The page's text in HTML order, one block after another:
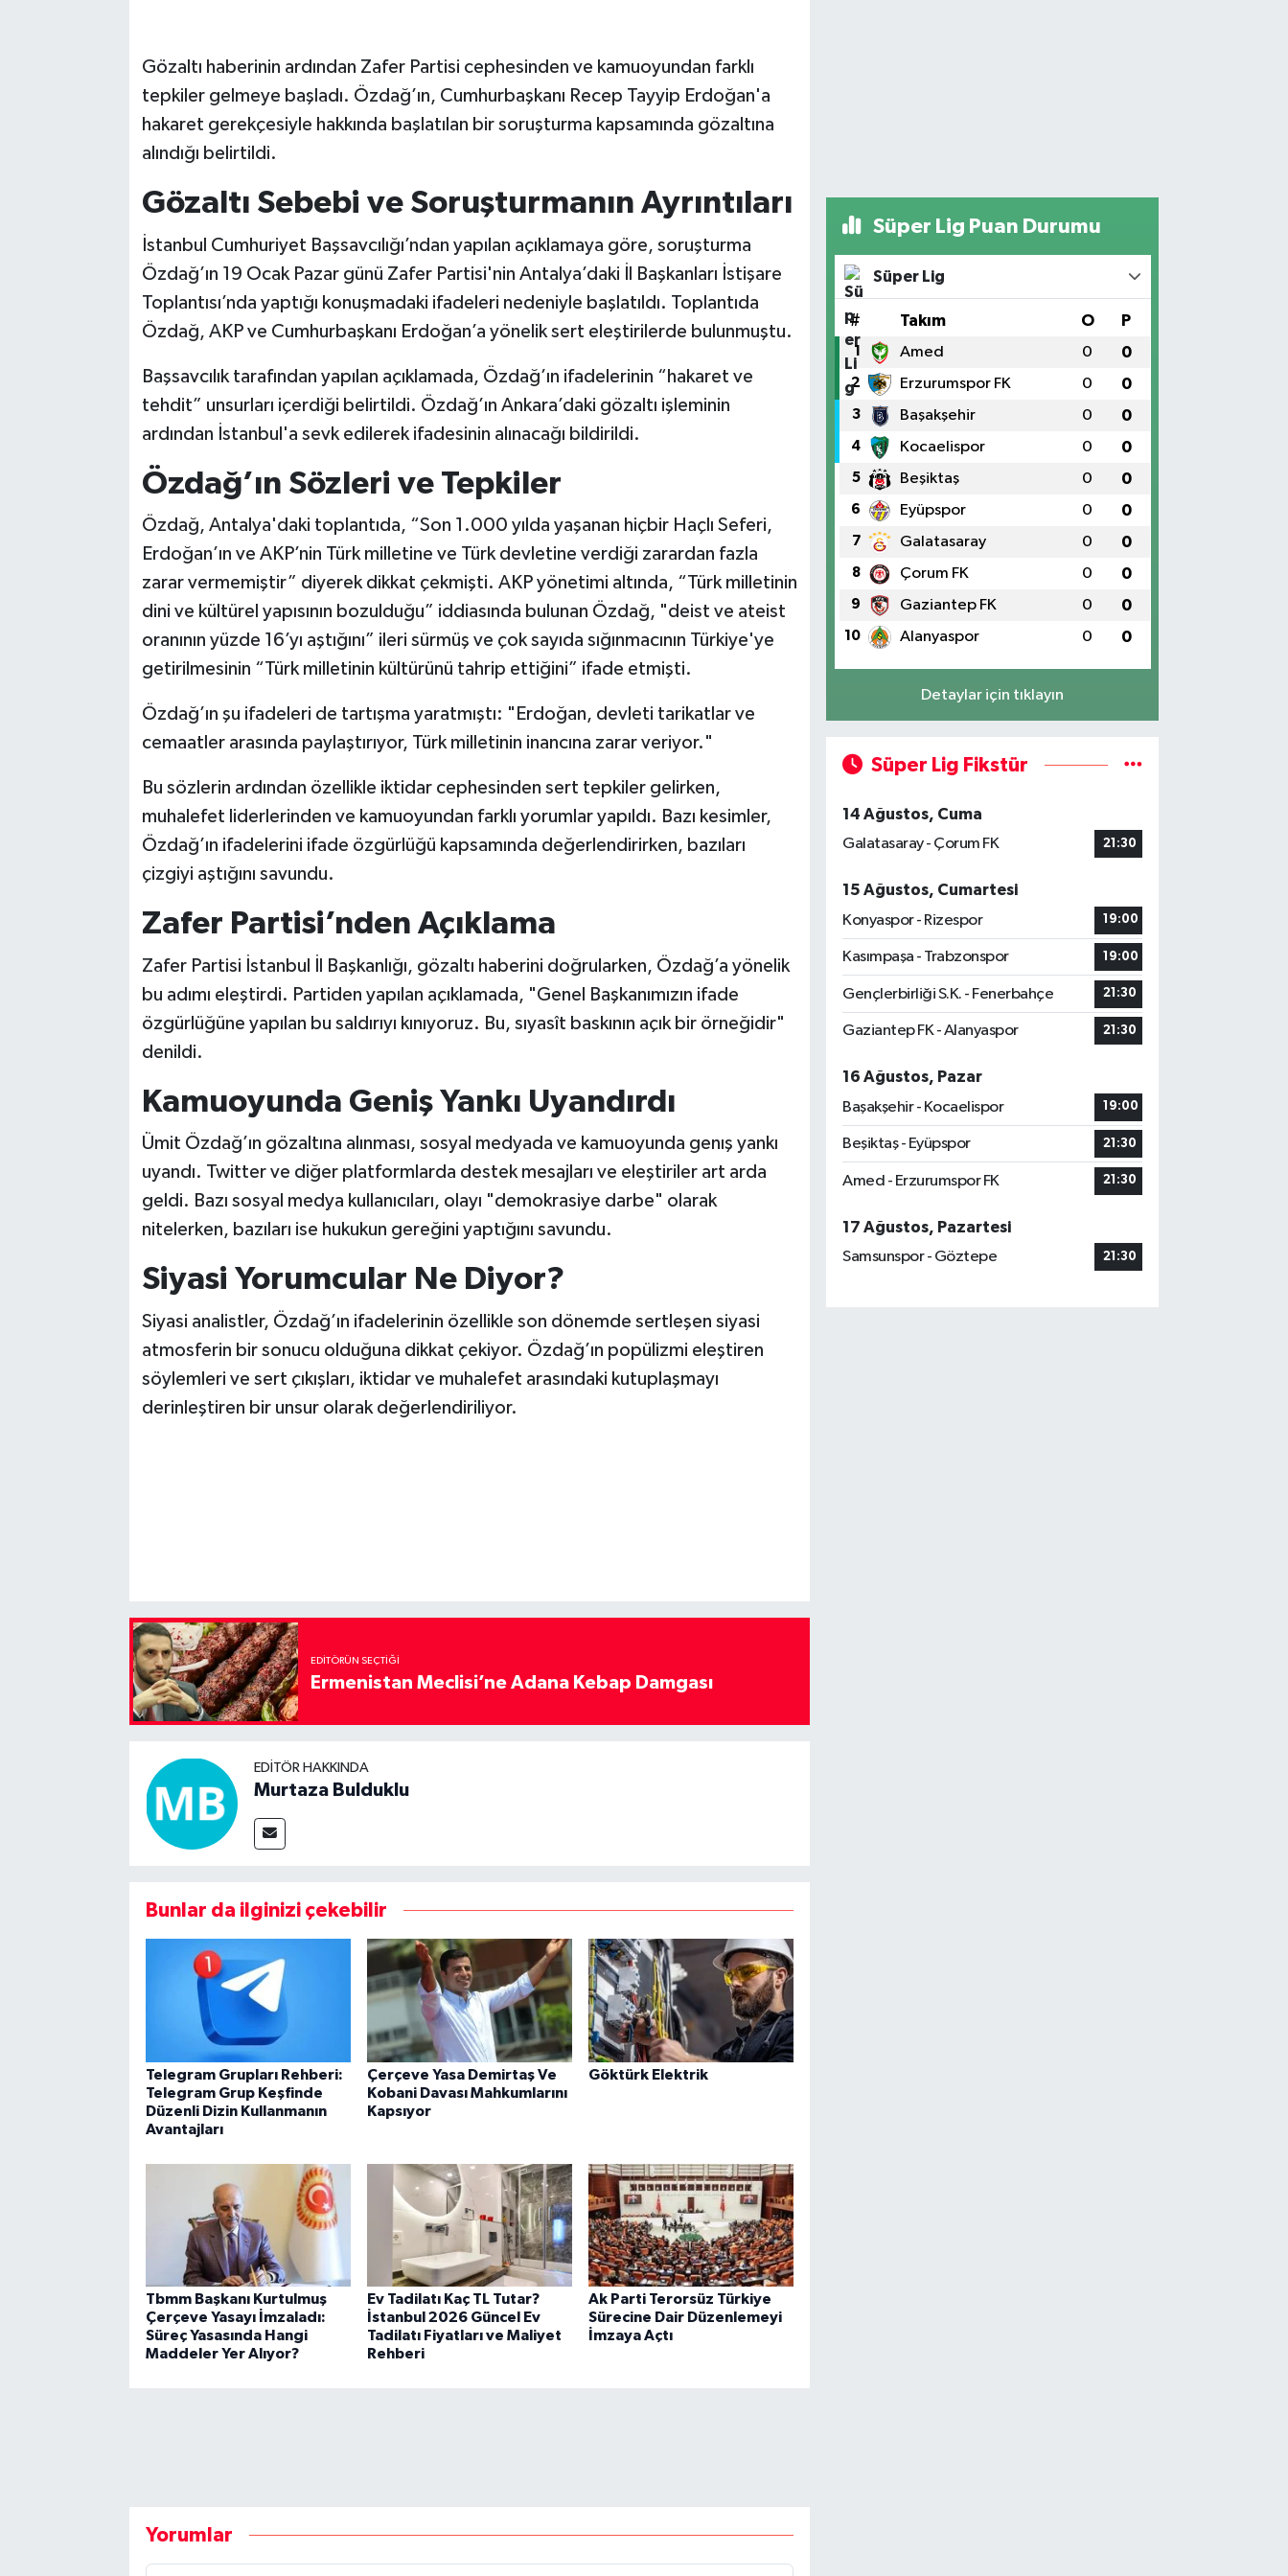
Gözaltı haberinin ardından Zafer Partisi cephesinden ve kamuoyundan farklı
tepkiler gelmeye başladı. Özdağ’ın, Cumhurbaşkanı Recep Tayyip Erdoğan'a
hakaret gerekçesiyle hakkında başlatılan bir soruşturma kapsamında gözaltına
alındığı belirtildi.
Gözaltı Sebebi ve Soruşturmanın Ayrıntıları
İstanbul Cumhuriyet Başsavcılığı’ndan yapılan açıklamaya göre, soruşturma
Özdağ’ın 19 Ocak Pazar günü Zafer Partisi'nin Antalya’daki İl Başkanları İstişare
Toplantısı’nda yaptığı konuşmadaki ifadeleri nedeniyle başlatıldı. Toplantıda
Özdağ, AKP ve Cumhurbaşkanı Erdoğan’a yönelik sert eleştirilerde bulunmuştu.
Başsavcılık tarafından yapılan açıklamada, Özdağ’ın ifadelerinin “hakaret ve
tehdit” unsurları içerdiği belirtildi. Özdağ’ın Ankara’daki gözaltı işleminin
ardından İstanbul'a sevk edilerek ifadesinin alınacağı bildirildi.
Özdağ’ın Sözleri ve Tepkiler
Özdağ, Antalya'daki toplantıda, “Son 1.000 yılda yaşanan hiçbir Haçlı Seferi,
Erdoğan’ın ve AKP’nin Türk milletine ve Türk devletine verdiği zarardan fazla
zarar vermemiştir” diyerek dikkat çekmişti. AKP yönetimi altında, “Türk milletinin
dini ve kültürel yapısının bozulduğu” iddiasında bulunan Özdağ, "deist ve ateist
oranının yüzde 16’yı aştığını” ileri sürmüş ve çok sayıda sığınmacının Türkiye'ye
getirilmesinin “Türk milletinin kültürünü tahrip ettiğini” ifade etmişti.
Özdağ’ın şu ifadeleri de tartışma yaratmıştı: "Erdoğan, devleti tarikatlar ve
cemaatler arasında paylaştırıyor, Türk milletinin inancına zarar veriyor."
Bu sözlerin ardından özellikle iktidar cephesinden sert tepkiler gelirken,
muhalefet liderlerinden ve kamuoyundan farklı yorumlar yapıldı. Bazı kesimler,
Özdağ’ın ifadelerini ifade özgürlüğü kapsamında değerlendirirken, bazıları
çizgiyi aştığını savundu.
Zafer Partisi’nden Açıklama
Zafer Partisi İstanbul İl Başkanlığı, gözaltı haberini doğrularken, Özdağ’a yönelik
bu adımı eleştirdi. Partiden yapılan açıklamada, "Genel Başkanımızın ifade
özgürlüğüne yapılan bu saldırıyı kınıyoruz. Bu, sıyasît baskının açık bir örneğidir"
denildi.
Kamuoyunda Geniş Yankı Uyandırdı
Ümit Özdağ’ın gözaltına alınması, sosyal medyada ve kamuoyunda genış yankı
uyandı. Twitter ve diğer platformlarda destek mesajları ve eleştiriler art arda
geldi. Bazı sosyal medya kullanıcıları, olayı "demokrasiye darbe" olarak
nitelerken, bazıları ise hukukun gereğini yaptığını savundu.
Siyasi Yorumcular Ne Diyor?
Siyasi analistler, Özdağ’ın ifadelerinin özellikle son dönemde sertleşen siyasi
atmosferin bir sonucu olduğuna dikkat çekiyor. Özdağ’ın popülizmi eleştiren
söylemleri ve sert çıkışları, iktidar ve muhalefet arasındaki kutuplaşmayı
derinleştiren bir unsur olarak değerlendiriliyor.
EDITÖRÜN SEÇTIĞI
Ermenistan Meclisi’ne Adana Kebap Damgası
EDITÖR HAKKINDA
Murtaza Bulduklu
Bunlar da ilginizi çekebilir
Telegram Grupları Rehberi:
Telegram Grup Keşfinde
Düzenli Dizin Kullanmanın
Avantajları
Çerçeve Yasa Demirtaş Ve
Kobani Davası Mahkumlarını
Kapsıyor
Göktürk Elektrik
Tbmm Başkanı Kurtulmuş
Çerçeve Yasayı İmzaladı:
Süreç Yasasında Hangi
Maddeler Yer Alıyor?
Ev Tadilatı Kaç TL Tutar?
İstanbul 2026 Güncel Ev
Tadilatı Fiyatları ve Maliyet
Rehberi
Ak Parti Terorsüz Türkiye
Sürecine Dair Düzenlemeyi
İmzaya Açtı
Yorumlar
Süper Lig Puan Durumu
Süper Lig
# Takım O P
1 Amed 0 0
2 Erzurumspor FK 0 0
3 Başakşehir 0 0
4 Kocaelispor 0 0
5 Beşiktaş 0 0
6 Eyüpspor 0 0
7 Galatasaray 0 0
8 Çorum FK 0 0
9 Gaziantep FK 0 0
10 Alanyaspor 0 0
Detaylar için tıklayın
Süper Lig Fikstür
14 Ağustos, Cuma
Galatasaray - Çorum FK
21:30
15 Ağustos, Cumartesi
Konyaspor - Rizespor
19:00
Kasımpaşa - Trabzonspor 19:00
Gençlerbirliği S.K. - Fenerbahçe 21:30
Gaziantep FK - Alanyaspor 21:30
16 Ağustos, Pazar
Başakşehir - Kocaelispor
19:00
Beşiktaş - Eyüpspor 21:30
Amed - Erzurumspor FK 21:30
17 Ağustos, Pazartesi
Samsunspor - Göztepe
21:30